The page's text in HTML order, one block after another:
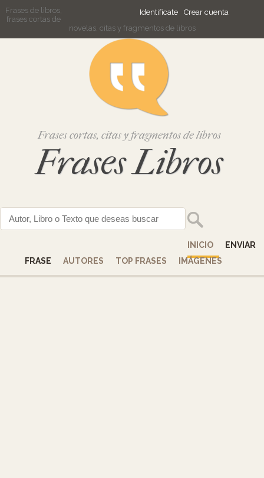
Identifícate Crear cuenta
Frases de libros,
frases cortas de
novelas, citas y fragmentos de libros
Frases cortas, citas y fragmentos de libros
Frases Libros
INICIO
ENVIAR
FRASE
AUTORES TOP FRASES IMÁGENES